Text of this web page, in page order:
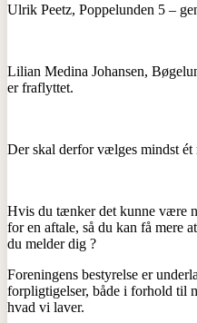
Ulrik Peetz, Poppelunden 5 –
Lilian Medina Johansen,
er fraflyttet.
Der skal derfor vælges mindst ét
Hvis du tænker det kunne være
for en aftale, så du kan få mere
du melder dig ?
Foreningens bestyrelse er
forpligtigelser, både i forhold til
hvad vi laver.